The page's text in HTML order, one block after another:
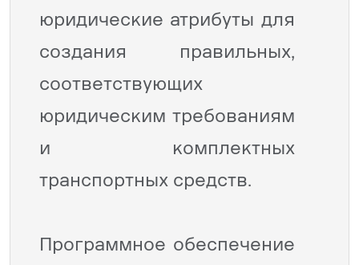
юридические атрибуты для
создания правильных,
соответствующих
юридическим требованиям
и комплектных
транспортных средств.
Программное обеспечение